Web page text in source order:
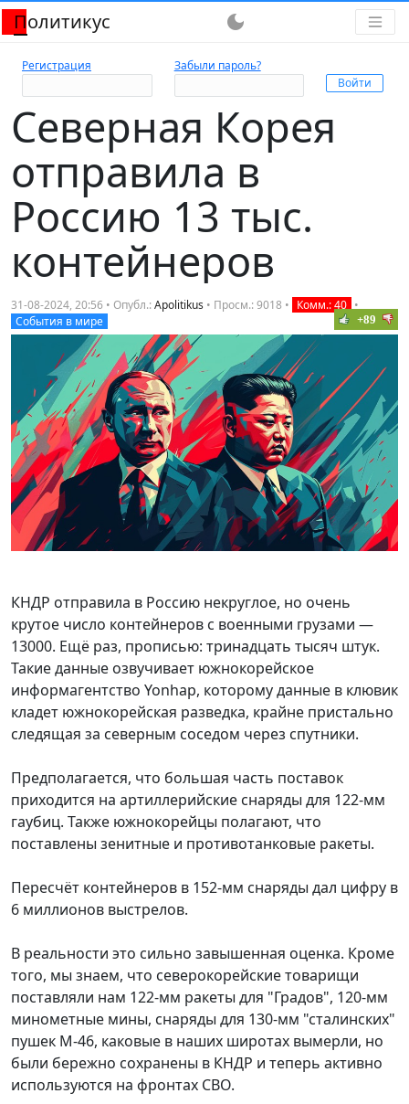
Политикус dark_mode
Регистрация Забыли пароль?
Северная Корея
отправила в
Россию 13 тыс.
контейнеров
31-08-2024, 20:56 • Опубл.:Apolitikus • Просм.: 9018 • Комм.: 40 •
События в мире
+89
КНДР отправила в Россию некруглое, но очень
крутое число контейнеров с военными грузами —
13000. Ещё раз, прописью: тринадцать тысяч штук.
Такие данные озвучивает южнокорейское
информагентство Yonhap, которому данные в клювик
кладет южнокорейская разведка, крайне пристально
следящая за северным соседом через спутники.
Предполагается, что большая часть поставок
приходится на артиллерийские снаряды для 122-мм
гаубиц. Также южнокорейцы полагают, что
поставлены зенитные и противотанковые ракеты.
Пересчёт контейнеров в 152-мм снаряды дал цифру в
6 миллионов выстрелов.
В реальности это сильно завышенная оценка. Кроме
того, мы знаем, что северокорейские товарищи
поставляли нам 122-мм ракеты для "Градов", 120-мм
минометные мины, снаряды для 130-мм "сталинских"
пушек M-46, каковые в наших широтах вымерли, но
были бережно сохранены в КНДР и теперь активно
используются на фронтах СВО.